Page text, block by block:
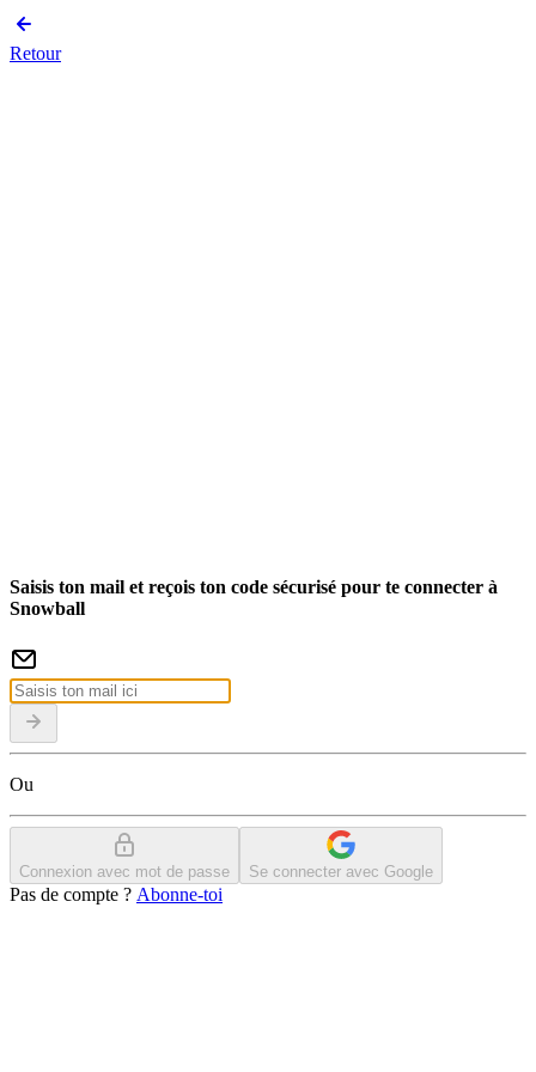
Retour
Saisis ton mail et reçois ton code sécurisé pour te connecter à
Snowball
Ou
Connexion avec mot de passe Se connecter avec Google
Pas de compte ? Abonne-toi